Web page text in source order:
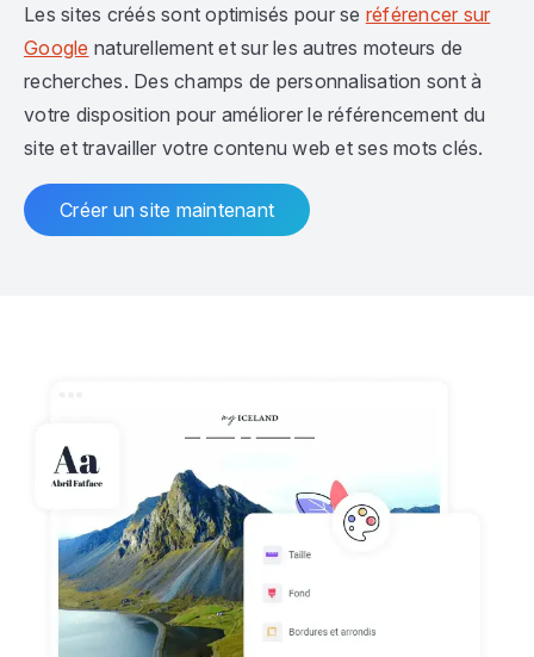
Les sites créés sont optimisés pour se référencer sur
Google naturellement et sur les autres moteurs de
recherches. Des champs de personnalisation sont à
votre disposition pour améliorer le référencement du
site et travailler votre contenu web et ses mots clés.
Créer un site maintenant